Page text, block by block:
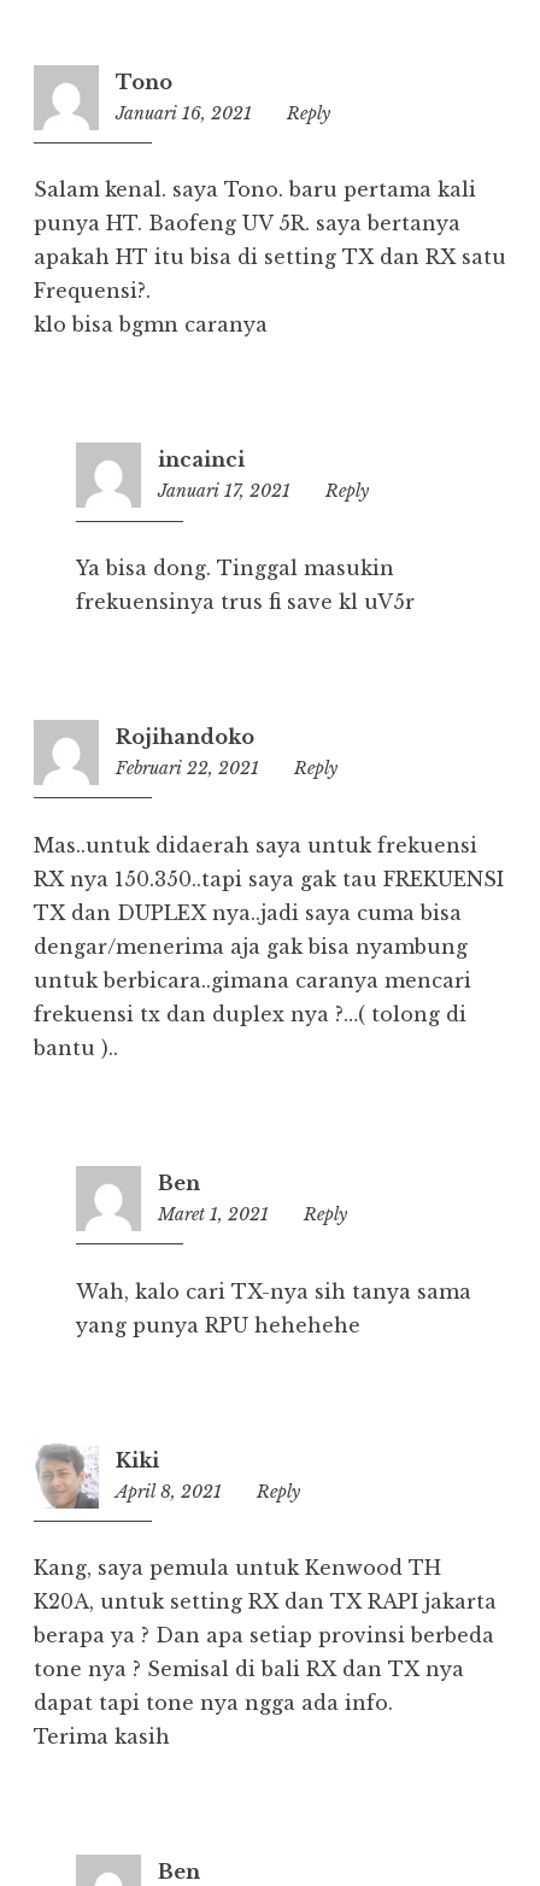
Tono
Januari 16, 2021 20:45
Reply
Salam kenal. saya Tono. baru pertama kali
punya HT. Baofeng UV 5R. saya bertanya
apakah HT itu bisa di setting TX dan RX satu
Frequensi?.
klo bisa bgmn caranya
incainci
Januari 17, 2021 19:23
Reply
Ya bisa dong. Tinggal masukin
frekuensinya trus fi save kl uV5r
Rojihandoko
Februari 22, 2021 22:29
Reply
Mas..untuk didaerah saya untuk frekuensi
RX nya 150.350..tapi saya gak tau FREKUENSI
TX dan DUPLEX nya..jadi saya cuma bisa
dengar/menerima aja gak bisa nyambung
untuk berbicara..gimana caranya mencari
frekuensi tx dan duplex nya ?…( tolong di
bantu )..
Ben
Maret 1, 2021 08:35
Reply
Wah, kalo cari TX-nya sih tanya sama
yang punya RPU hehehehe
Kiki
April 8, 2021 14:45
Reply
Kang, saya pemula untuk Kenwood TH
K20A, untuk setting RX dan TX RAPI jakarta
berapa ya ? Dan apa setiap provinsi berbeda
tone nya ? Semisal di bali RX dan TX nya
dapat tapi tone nya ngga ada info.
Terima kasih
Ben